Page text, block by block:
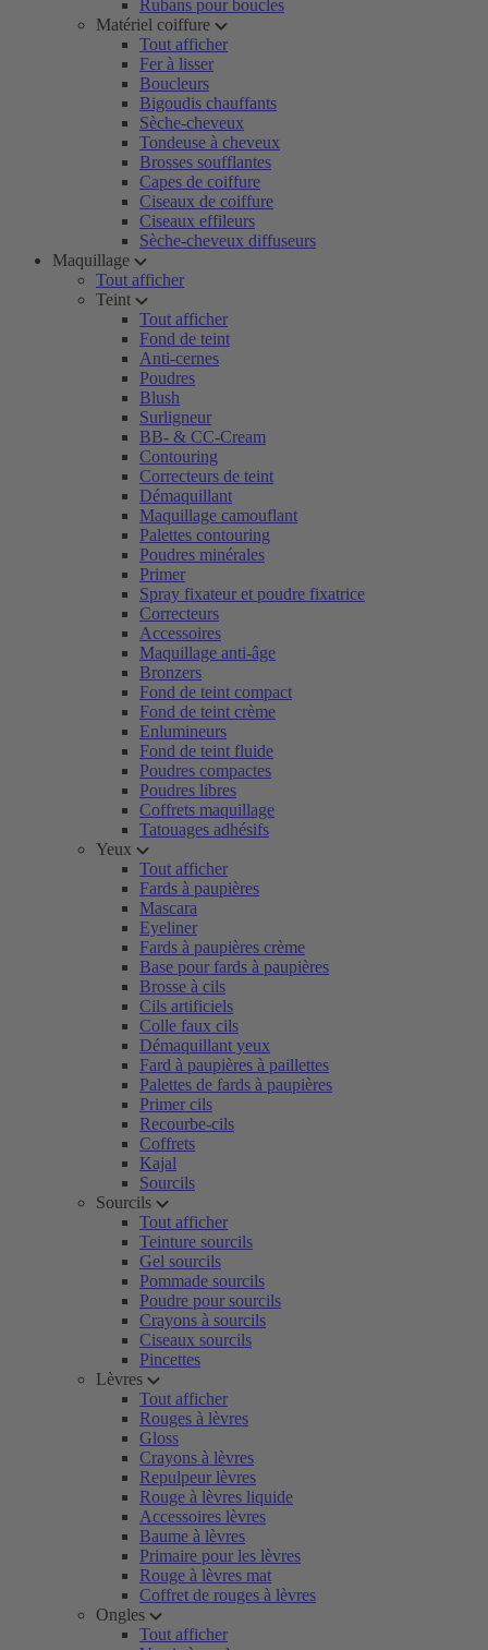
Rubans pour boucles
Matériel coiffure
Tout afficher
Fer à lisser
Boucleurs
Bigoudis chauffants
Sèche-cheveux
Tondeuse à cheveux
Brosses soufflantes
Capes de coiffure
Ciseaux de coiffure
Ciseaux effileurs
Sèche-cheveux diffuseurs
Maquillage
Tout afficher
Teint
Tout afficher
Fond de teint
Anti-cernes
Poudres
Blush
Surligneur
BB- & CC-Cream
Contouring
Correcteurs de teint
Démaquillant
Maquillage camouflant
Palettes contouring
Poudres minérales
Primer
Spray fixateur et poudre fixatrice
Correcteurs
Accessoires
Maquillage anti-âge
Bronzers
Fond de teint compact
Fond de teint crème
Enlumineurs
Fond de teint fluide
Poudres compactes
Poudres libres
Coffrets maquillage
Tatouages adhésifs
Yeux
Tout afficher
Fards à paupières
Mascara
Eyeliner
Fards à paupières crème
Base pour fards à paupières
Brosse à cils
Cils artificiels
Colle faux cils
Démaquillant yeux
Fard à paupières à paillettes
Palettes de fards à paupières
Primer cils
Recourbe-cils
Coffrets
Kajal
Sourcils
Sourcils
Tout afficher
Teinture sourcils
Gel sourcils
Pommade sourcils
Poudre pour sourcils
Crayons à sourcils
Ciseaux sourcils
Pincettes
Lèvres
Tout afficher
Rouges à lèvres
Gloss
Crayons à lèvres
Repulpeur lèvres
Rouge à lèvres liquide
Accessoires lèvres
Baume à lèvres
Primaire pour les lèvres
Rouge à lèvres mat
Coffret de rouges à lèvres
Ongles
Tout afficher